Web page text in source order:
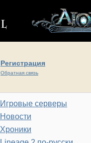
Регистрация
Обратная связь
Игровые серверы
Новости
Хроники